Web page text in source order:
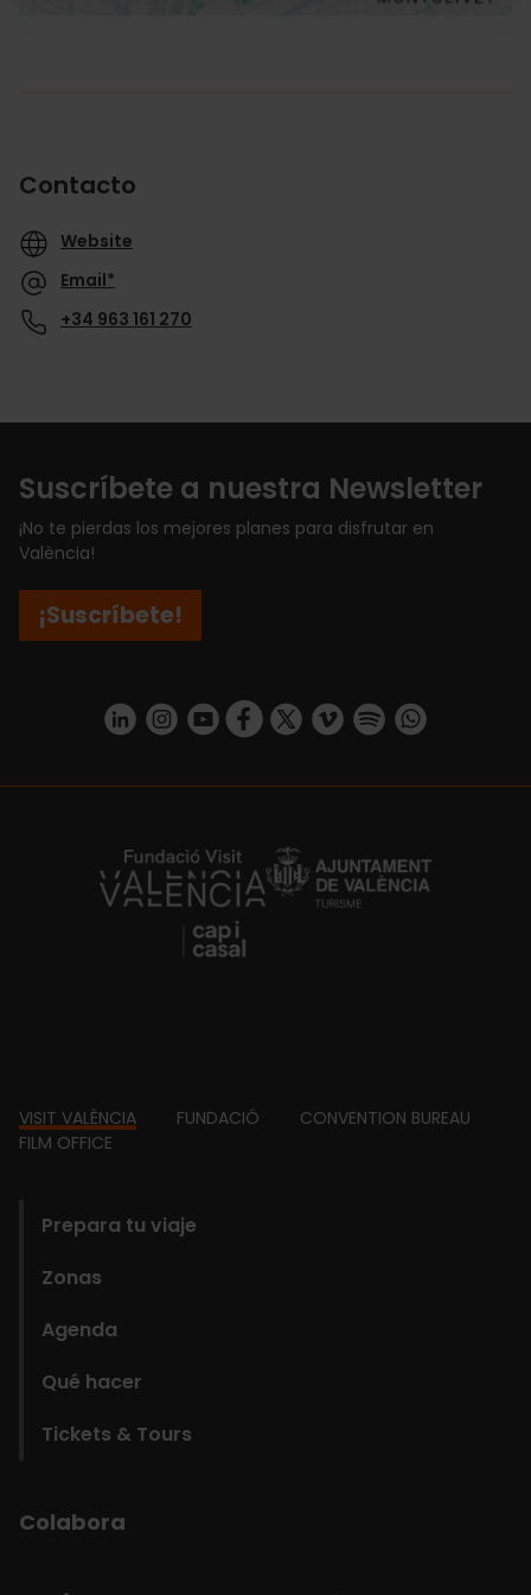
Contacto
Website
Email*
+34 963 161 270
Suscríbete a nuestra Newsletter
¡No te pierdas los mejores planes para disfrutar en
València!
¡Suscríbete!
https://www.linkedin.com/company/turismo-valencia/mycompany/
https://www.instagram.com/visit_valencia/
https://www.youtube.com/user/
https://www.facebook.com/
https://twitter.com/
https://vimeo.com/
https://https://api.whatsapp.com/
https://fundacion.visitvalencia.com/
Footer
VISIT VALÈNCIA FUNDACIÓ
CONVENTION BUREAU
FILM OFFICE
Prepara tu viaje
Zonas
Agenda
Qué hacer
Tickets & Tours
Colabora